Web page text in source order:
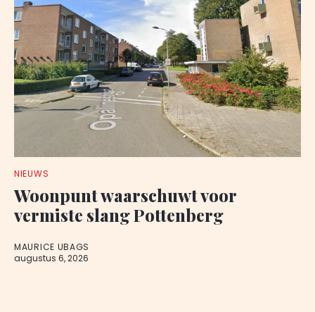
NIEUWS
Woonpunt waarschuwt voor
vermiste slang Pottenberg
MAURICE UBAGS
augustus 6, 2026